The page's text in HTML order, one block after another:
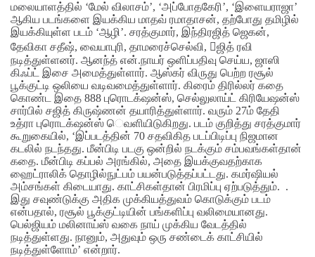
மலையாளத்தில் ‘மேல் விலாசம்’, ‘அப்போதகேரி’, ‘இளையராஜா’
ஆகிய படங்களை இயக்கிய மாதவ் ரமாதாசன், தற்போது தமிழில்
இயக்கியுள்ள படம் ‘ஆழி’. சரத்குமார், இந்திரஜித் ஜெகன்,
தேவிகா சதீஷ், வையாபுரி, தாமரைச்செல்வி, ஜித் ரவி
நடித்துள்ளனர். ஆனந்த் என்.நாயர் ஒளிப்பதிவு செய்ய, ஜாஸி
கிஃப்ட் இசை அமைத்துள்ளார். ஆஸ்கர் விருது பெற்ற ரசூல்
பூக்குட்டி ஒலியை வடிவமைத்துள்ளார். கிரைம் திரில்லர் கதை
கொண்ட இதை 888 புரொடக்‌ஷன்ஸ், செல்லுலாய்ட் கிரியேஷன்ஸ்
சார்பில் சஜித் கிருஷ்ணன் தயாரித்துள்ளார். வரும் 27ம் தேதி
உத்ரா புரொடக்‌ஷன்ஸ் ெவளியிடுகிறது. படம் குறித்து சரத்குமார்
கூறுகையில், ‘இப்படத்தின் 70 சதவிகித படப்பிடிப்பு நிஜமான
கடலில் நடந்தது. மீன்பிடி படகு ஒன்றில் நடக்கும் சம்பவங்கள்தான்
கதை. மீன்பிடி கப்பல் அரங்கில், அதை இயக்குவதற்காக
ஹைட்ராலிக் தொழில்நுட்பம் பயன்படுத்தப்பட்டது. கமர்ஷியல்
அம்சங்கள் கிடையாது. காட்சிகள்தான் பிரமிப்பு ஏற்படுத்தும். .
இது சவுண்டுக்கு அதிக முக்கியத்துவம் கொடுக்கும் படம்
என்பதால், ரசூல் பூக்குட்டியின் பங்களிப்பு வலிமையானது.
பெல்ஜியம் மலினாய்ஸ் வகை நாய் முக்கிய வேடத்தில்
நடித்துள்ளது. நானும், அதுவும் ஒரு சண்டைக் காட்சியில்
நடித்துள்ளோம்’ என்றார்.